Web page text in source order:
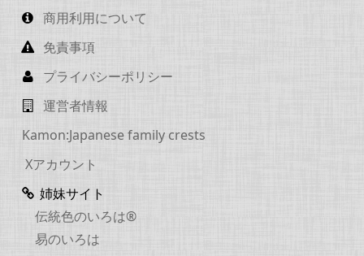
商用利用について
免責事項
プライバシーポリシー
運営者情報
Kamon:Japanese family crests
Xアカウント
姉妹サイト
伝統色のいろは®
易のいろは